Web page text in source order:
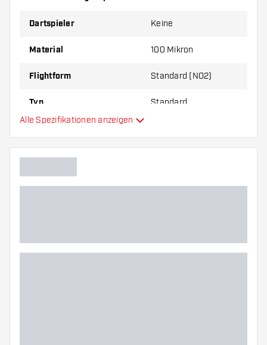
Material oder eine andere Dicke der Flights aus,
um herauszufinden, welche Variante am besten
Dartspieler Keine
Material 100 Mikron
Flightform Standard (NO2)
Typ Standard
Hauptfarbe
Alle Spezifikationen anzeigen